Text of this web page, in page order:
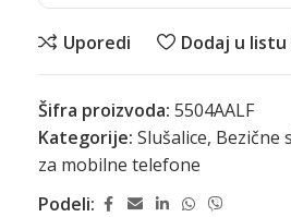
Uporedi Dodaj u listu
Šifra proizvoda: 5504AALF
Kategorije: Slušalice, Bezične
za mobilne telefone
Podeli: